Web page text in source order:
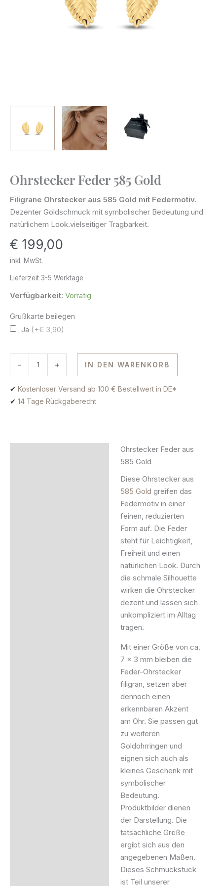
Ohrstecker Feder 585 Gold
Filigrane Ohrstecker aus 585 Gold mit Federmotiv.
Dezenter Goldschmuck mit symbolischer Bedeutung und
natürlichem Look.vielseitiger Tragbarkeit.
€ 199,00
inkl. MwSt.
Lieferzeit 3-5 Werktage
Verfügbarkeit: Vorrätig
Grußkarte beilegen
Ja (+€ 3,90)
-
Ohrstecker
585
+ IN DEN WARENKORB
✔ Kostenloser Versand ab 100 € Bestellwert in DE*
✔ 14 Tage Rückgaberecht
Ohrstecker Feder aus
585 Gold
Diese Ohrstecker aus
585 Gold greifen das
Federmotiv in einer
feinen, reduzierten
Form auf. Die Feder
steht für Leichtigkeit,
Freiheit und einen
natürlichen Look. Durch
die schmale Silhouette
wirken die Ohrstecker
dezent und lassen sich
unkompliziert im Alltag
tragen.
Mit einer Größe von ca.
7 × 3 mm bleiben die
Feder-Ohrstecker
filigran, setzen aber
dennoch einen
erkennbaren Akzent
am Ohr. Sie passen gut
zu weiteren
Goldohrringen und
eignen sich auch als
kleines Geschenk mit
symbolischer
Bedeutung.
Produktbilder dienen
der Darstellung. Die
tatsächliche Größe
ergibt sich aus den
angegebenen Maßen.
Dieses Schmuckstück
ist Teil unserer